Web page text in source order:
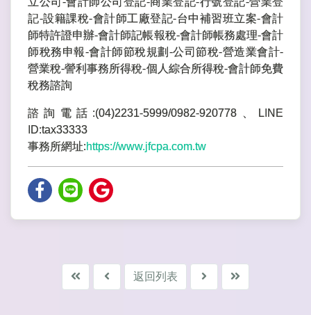
記-設籍課稅-會計師工廠登記-台中補習班立案-會計
師特許證申辦-會計師記帳報稅-會計師帳務處理-會計
師稅務申報-會計師節稅規劃-公司節稅-營造業會計-
營業稅-謍利事務所得稅-個人綜合所得稅-會計師免費
稅務諮詢
諮詢電話:(04)2231-5999/0982-920778、LINE
ID:tax33333
事務所網址:https://www.jfcpa.com.tw
返回列表